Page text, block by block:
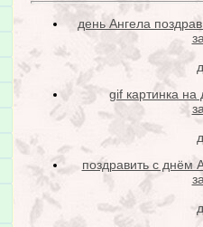
день Ангела
gif картинка на
поздравить с днём